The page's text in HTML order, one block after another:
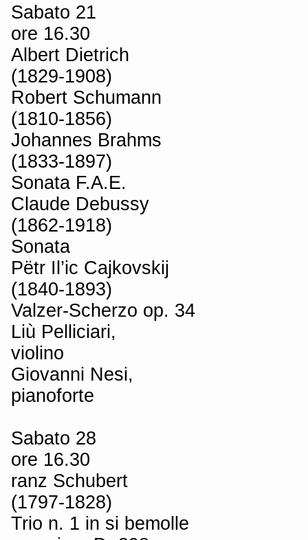
Sabato 21
ore 16.30
Albert Dietrich
(1829-1908)
Robert Schumann
(1810-1856)
Johannes Brahms
(1833-1897)
Sonata F.A.E.
Claude Debussy
(1862-1918)
Sonata
Pëtr Il’ic Cajkovskij
(1840-1893)
Valzer-Scherzo op. 34
Liù Pelliciari,
violino
Giovanni Nesi,
pianoforte
Sabato 28
ore 16.30
ranz Schubert
(1797-1828)
Trio n. 1 in si bemolle